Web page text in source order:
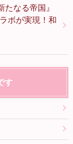
なる帝国』
ボが実現！和
す